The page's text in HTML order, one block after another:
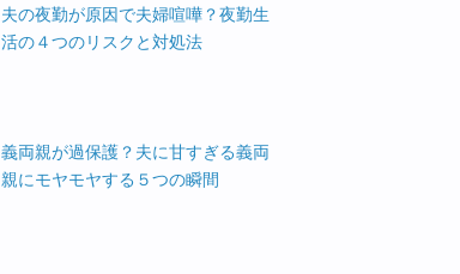
夫の夜勤が原因で夫婦喧嘩？夜勤生
活の４つのリスクと対処法
義両親が過保護？夫に甘すぎる義両
親にモヤモヤする５つの瞬間